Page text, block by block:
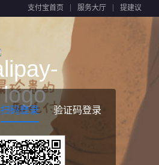
支付宝首页 服务大厅 提建议
扫码登录 验证码登录